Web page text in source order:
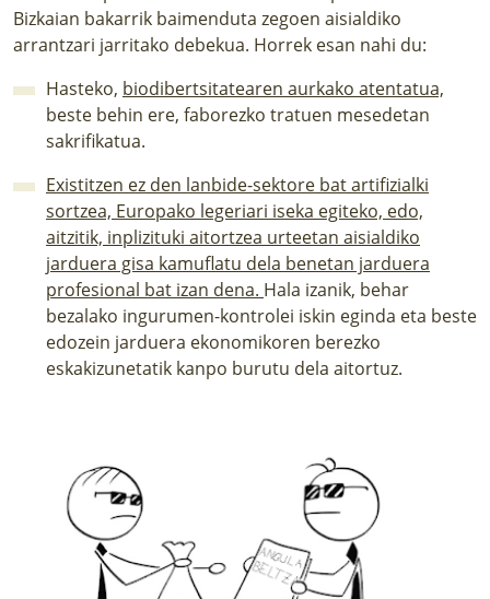
Bizkaian bakarrik baimenduta zegoen aisialdiko
arrantzari jarritako debekua. Horrek esan nahi du:
Hasteko, biodibertsitatearen aurkako atentatua,
beste behin ere, faborezko tratuen mesedetan
sakrifikatua.
Existitzen ez den lanbide-sektore bat artifizialki
sortzea, Europako legeriari iseka egiteko, edo,
aitzitik, inplizituki aitortzea urteetan aisialdiko
jarduera gisa kamuflatu dela benetan jarduera
profesional bat izan dena. Hala izanik, behar
bezalako ingurumen-kontrolei iskin eginda eta beste
edozein jarduera ekonomikoren berezko
eskakizunetatik kanpo burutu dela aitortuz.